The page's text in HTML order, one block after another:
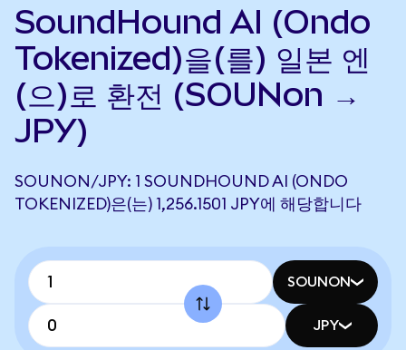
SoundHound AI (Ondo
Tokenized)을(를) 일본 엔
(으)로 환전 (SOUNon →
JPY)
SOUNON/JPY: 1 SOUNDHOUND AI (ONDO
TOKENIZED)은(는) 1,256.1501 JPY에 해당합니다
SOUNON
JPY